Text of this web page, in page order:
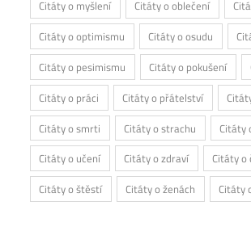
Citáty o myšlení Citáty o oblečení
Citáty o optimismu
Citáty o osudu
Citáty o pesimismu
Citáty o pokušení
Citáty o práci
Citáty o přátelství
Citáty o smrti
Citáty o strachu
Citáty
Citáty o učení
Citáty o zdraví
Citáty o
Citáty o štěstí
Citáty o ženách Citáty